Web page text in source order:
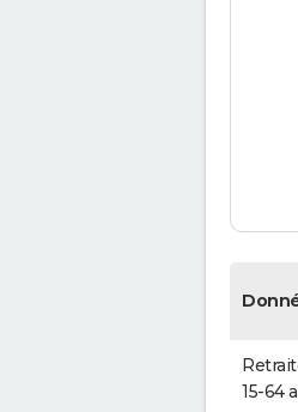
15-64